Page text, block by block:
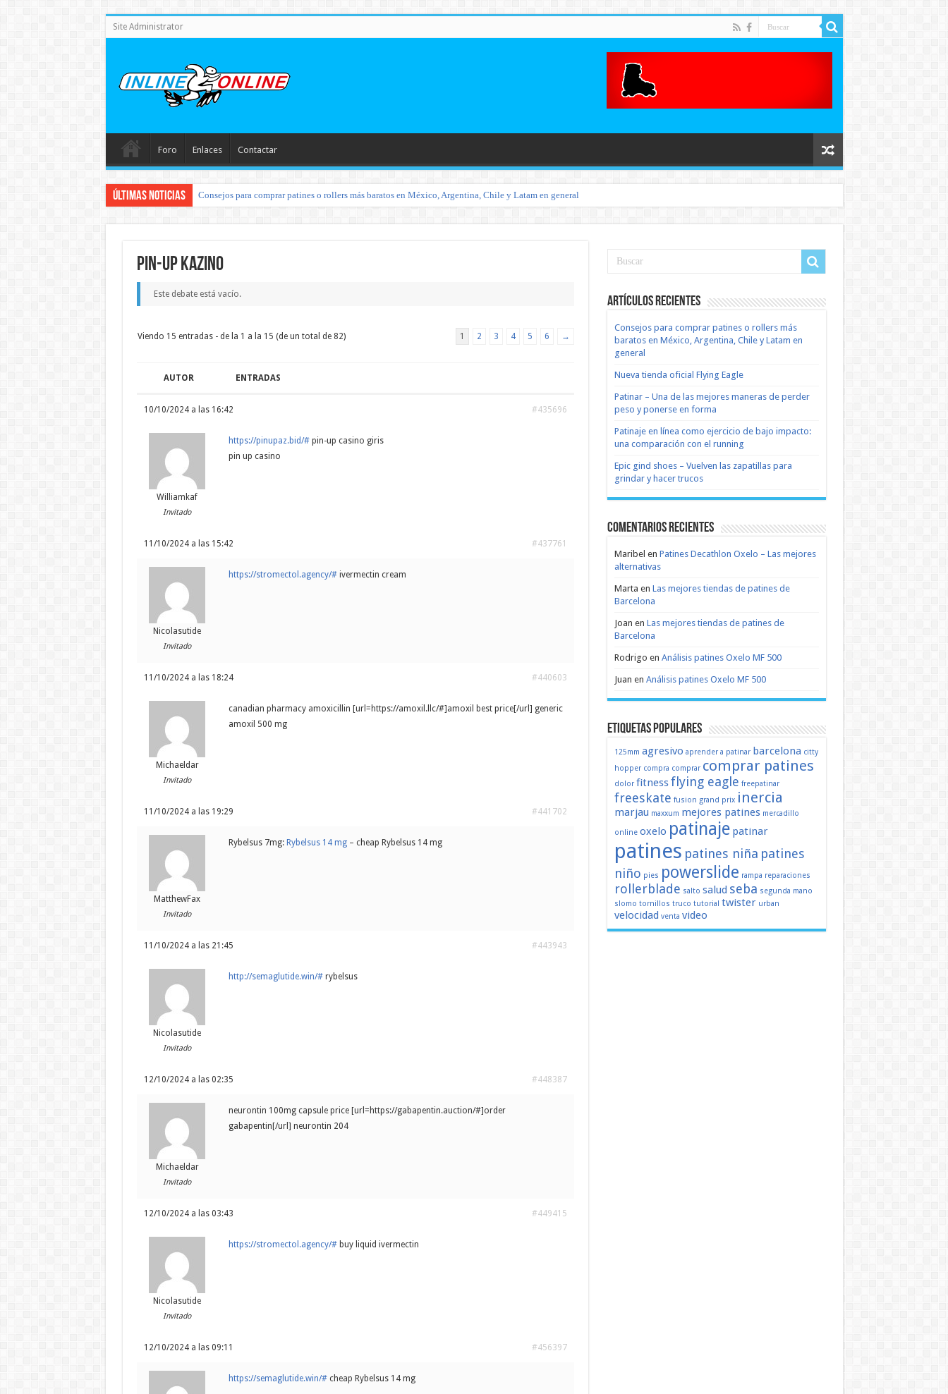
Site Administrator
Foro Enlaces Contactar
Últimas noticias Consejos para comprar patines o rollers más baratos en México, Argentina, Chile y Latam en general
pin-up kazino
Este debate está vacío.
Viendo 15 entradas - de la 1 a la 15 (de un total de 82) 1 2 3 4 5 6 →
AUTOR ENTRADAS
10/10/2024 a las 16:42 #435696
Williamkaf
Invitado
https://pinupaz.bid/#pin-up casino giris
pin up casino
11/10/2024 a las 15:42 #437761
Nicolasutide
Invitado
https://stromectol.agency/#ivermectin cream
11/10/2024 a las 18:24 #440603
Michaeldar
Invitado
canadian pharmacy amoxicillin [url=https://amoxil.llc/#]amoxil best price[/url] generic
amoxil 500 mg
11/10/2024 a las 19:29 #441702
MatthewFax
Invitado
Rybelsus 7mg: Rybelsus 14 mg– cheap Rybelsus 14 mg
11/10/2024 a las 21:45 #443943
Nicolasutide
Invitado
http://semaglutide.win/#rybelsus
12/10/2024 a las 02:35 #448387
Michaeldar
Invitado
neurontin 100mg capsule price [url=https://gabapentin.auction/#]order
gabapentin[/url] neurontin 204
12/10/2024 a las 03:43 #449415
Nicolasutide
Invitado
https://stromectol.agency/#buy liquid ivermectin
12/10/2024 a las 09:11 #456397
https://semaglutide.win/#cheap Rybelsus 14 mg
Artículos recientes
Consejos para comprar patines o rollers más
baratos en México, Argentina, Chile y Latam en
general
Nueva tienda oficial Flying Eagle
Patinar – Una de las mejores maneras de perder
peso y ponerse en forma
Patinaje en línea como ejercicio de bajo impacto:
una comparación con el running
Epic gind shoes – Vuelven las zapatillas para
grindar y hacer trucos
Comentarios recientes
Maribel en Patines Decathlon Oxelo – Las mejores
alternativas
Marta en Las mejores tiendas de patines de
Barcelona
Joan en Las mejores tiendas de patines de
Barcelona
Rodrigo en Análisis patines Oxelo MF 500
Juan en Análisis patines Oxelo MF 500
Etiquetas populares
125mm agresivo aprender a patinar barcelona citty
hopper compra comprar comprar patines
dolor fitnessflying eagle freepatinar
freeskate fusion grand prix inercia
marjau maxxum mejores patines mercadillo
online oxelo patinaje patinar
patines patines niña patines
niño pies powerslide rampa reparaciones
rollerblade salto salud seba segunda mano
slomo tornillos truco tutorial twister urban
velocidad venta video